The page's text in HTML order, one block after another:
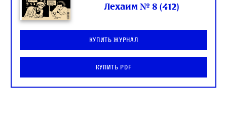
Лехаим № 8 (412)
Купить журнал
Купить PDF